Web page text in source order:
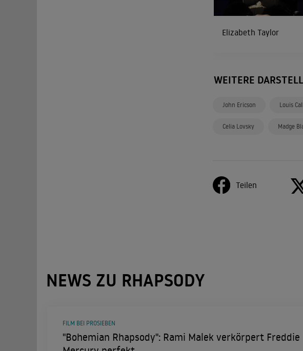
Elizabeth Taylor
WEITERE
John Ericson Louis
Celia Lovsky Madge
Teilen
NEWS ZU RHAPSODY
FILM BEI PROSIEBEN
"Bohemian Rhapsody": Rami Malek verkörpert Freddie